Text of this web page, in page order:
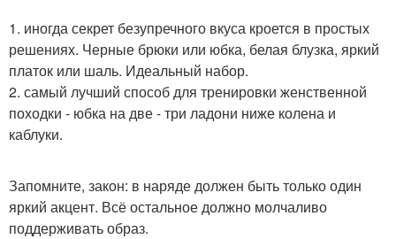
1. иногда секрет безупречного вкуса кроется в простых
решениях. Черные брюки или юбка, белая блузка, яркий
платок или шаль. Идеальный набор.
2. самый лучший способ для тренировки женственной
походки - юбка на две - три ладони ниже колена и
каблуки.
Запомните, закон: в наряде должен быть только один
яркий акцент. Всё остальное должно молчаливо
поддерживать образ.